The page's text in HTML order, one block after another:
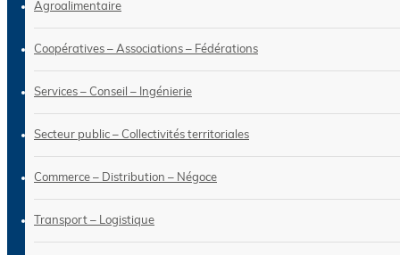
Agroalimentaire
Coopératives – Associations – Fédérations
Services – Conseil – Ingénierie
Secteur public – Collectivités territoriales
Commerce – Distribution – Négoce
Transport – Logistique